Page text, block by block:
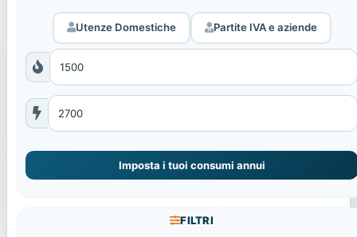
Utenze Domestiche Partite IVA e aziende
Imposta i tuoi consumi annui
FILTRI